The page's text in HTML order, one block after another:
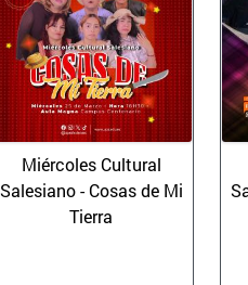
Miércoles Cultural
Salesiano - Cosas de Mi
Tierra